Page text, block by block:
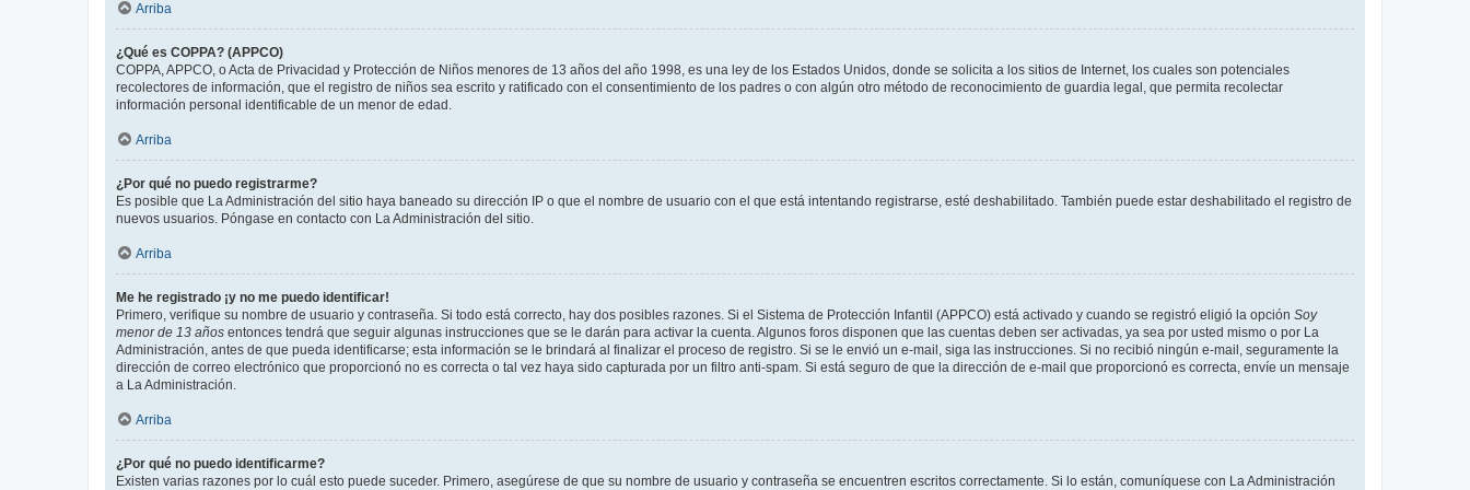
Arriba
¿Qué es COPPA? (APPCO)
COPPA, APPCO, o Acta de Privacidad y Protección de Niños menores de 13 años del año 1998, es una ley de los Estados Unidos, donde se solicita a los sitios de Internet, los cuales son potenciales
recolectores de información, que el registro de niños sea escrito y ratificado con el consentimiento de los padres o con algún otro método de reconocimiento de guardia legal, que permita recolectar
información personal identificable de un menor de edad.
Arriba
¿Por qué no puedo registrarme?
Es posible que La Administración del sitio haya baneado su dirección IP o que el nombre de usuario con el que está intentando registrarse, esté deshabilitado. También puede estar deshabilitado el registro de
nuevos usuarios. Póngase en contacto con La Administración del sitio.
Arriba
Me he registrado ¡y no me puedo identificar!
Primero, verifique su nombre de usuario y contraseña. Si todo está correcto, hay dos posibles razones. Si el Sistema de Protección Infantil (APPCO) está activado y cuando se registró eligió la opción Soy
menor de 13 años entonces tendrá que seguir algunas instrucciones que se le darán para activar la cuenta. Algunos foros disponen que las cuentas deben ser activadas, ya sea por usted mismo o por La
Administración, antes de que pueda identificarse; esta información se le brindará al finalizar el proceso de registro. Si se le envió un e-mail, siga las instrucciones. Si no recibió ningún e-mail, seguramente la
dirección de correo electrónico que proporcionó no es correcta o tal vez haya sido capturada por un filtro anti-spam. Si está seguro de que la dirección de e-mail que proporcionó es correcta, envíe un mensaje
a La Administración.
Arriba
¿Por qué no puedo identificarme?
Existen varias razones por lo cuál esto puede suceder. Primero, asegúrese de que su nombre de usuario y contraseña se encuentren escritos correctamente. Si lo están, comuníquese con La Administración